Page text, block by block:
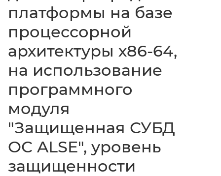
платформы на базе
процессорной
архитектуры х86-64,
на использование
программного
модуля
"Защищенная СУБД
ОС ALSE", уровень
защищенности